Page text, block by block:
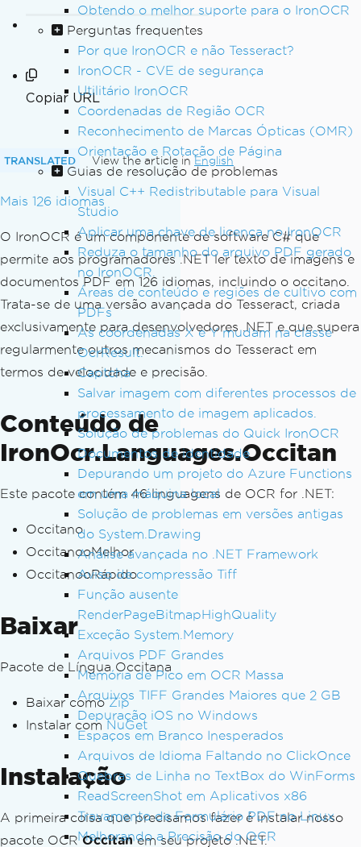
Obtendo o melhor suporte para o IronOCR
Perguntas frequentes
Por que IronOCR e não Tesseract?
IronOCR - CVE de segurança
Utilitário IronOCR
Coordenadas de Região OCR
Reconhecimento de Marcas Ópticas (OMR)
Orientação e Rotação de Página
Guias de resolução de problemas
Visual C++ Redistributable para Visual
Studio
Aplicar uma chave de licença no IronOCR
Reduza o tamanho do arquivo PDF gerado
no IronOCR.
Áreas de conteúdo e regiões de cultivo com
PDFs
As coordenadas X e Y mudam na classe
OcrResult.
Captcha
Salvar imagem com diferentes processos de
processamento de imagem aplicados.
Solução de problemas do Quick IronOCR
Documentos de identidade
Depurando um projeto do Azure Functions
em uma máquina local
Solução de problemas em versões antigas
do System.Drawing
Análise avançada no .NET Framework
Aviso de compressão Tiff
Função ausente
RenderPageBitmapHighQuality
Exceção System.Memory
Arquivos PDF Grandes
Memória de Pico em OCR Massa
Arquivos TIFF Grandes Maiores que 2 GB
Depuração iOS no Windows
Espaços em Branco Inesperados
Arquivos de Idioma Faltando no ClickOnce
Quebras de Linha no TextBox do WinForms
ReadScreenShot em Aplicativos x86
Travamento de Formulário PDF no Linux
Melhorando a Precisão do OCR
Copiar URL
TRANSLATED View the article in English
Mais 126 idiomas
O IronOCR é um componente de software C# que
permite aos programadores .NET ler texto de imagens e
documentos PDF em 126 idiomas, incluindo o occitano.
Trata-se de uma versão avançada do Tesseract, criada
exclusivamente para desenvolvedores .NET e que supera
regularmente outros mecanismos do Tesseract em
termos de velocidade e precisão.
Conteúdo de
IronOcr.Languages.Occitan
Este pacote contém 46 linguagens de OCR for .NET:
Occitano
OccitanooMelhor
OccitanooRápido
Baixar
Pacote de Língua Occitana
Baixar comoZip
Instalar com NuGet
Instalação
A primeira coisa que precisamos fazer é instalar nosso
pacote OCROccitanem seu projeto .NET.